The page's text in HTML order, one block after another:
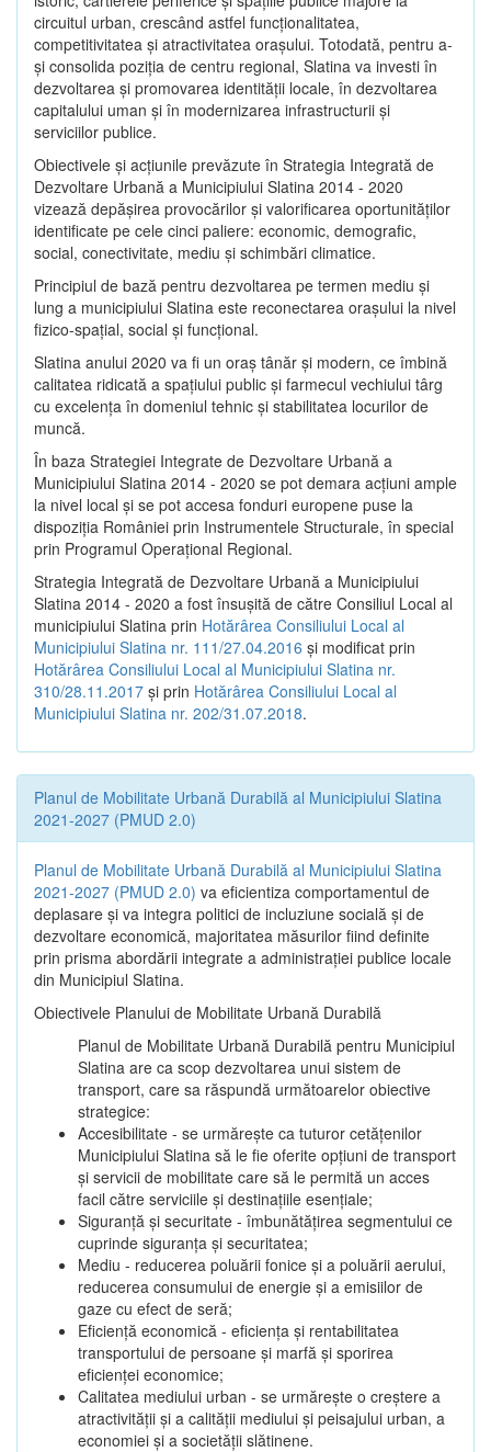
circuitul urban, crescând astfel funcţionalitatea,
competitivitatea şi atractivitatea oraşului. Totodată, pentru a-
şi consolida poziţia de centru regional, Slatina va investi în
dezvoltarea şi promovarea identităţii locale, în dezvoltarea
capitalului uman şi în modernizarea infrastructurii şi
serviciilor publice.
Obiectivele şi acţiunile prevăzute în Strategia Integrată de
Dezvoltare Urbană a Municipiului Slatina 2014 - 2020
vizează depășirea provocărilor şi valorificarea oportunităţilor
identificate pe cele cinci paliere: economic, demografic,
social, conectivitate, mediu şi schimbări climatice.
Principiul de bază pentru dezvoltarea pe termen mediu şi
lung a municipiului Slatina este reconectarea oraşului la nivel
fizico-spaţial, social şi funcţional.
Slatina anului 2020 va fi un oraş tânăr şi modern, ce îmbină
calitatea ridicată a spaţiului public şi farmecul vechiului târg
cu excelenţa în domeniul tehnic şi stabilitatea locurilor de
muncă.
În baza Strategiei Integrate de Dezvoltare Urbană a
Municipiului Slatina 2014 - 2020 se pot demara acţiuni ample
la nivel local şi se pot accesa fonduri europene puse la
dispoziţia României prin Instrumentele Structurale, în special
prin Programul Operațional Regional.
Strategia Integrată de Dezvoltare Urbană a Municipiului
Slatina 2014 - 2020 a fost însuşită de către Consiliul Local al
municipiului Slatina prin Hotărârea Consiliului Local al
Municipiului Slatina nr. 111/27.04.2016 și modificat prin
Hotărârea Consiliului Local al Municipiului Slatina nr.
310/28.11.2017 și prin Hotărârea Consiliului Local al
Municipiului Slatina nr. 202/31.07.2018.
Planul de Mobilitate Urbană Durabilă al Municipiului Slatina
2021-2027 (PMUD 2.0)
Planul de Mobilitate Urbană Durabilă al Municipiului Slatina
2021-2027 (PMUD 2.0) va eficientiza comportamentul de
deplasare și va integra politici de incluziune socială și de
dezvoltare economică, majoritatea măsurilor fiind definite
prin prisma abordării integrate a administrației publice locale
din Municipiul Slatina.
Obiectivele Planului de Mobilitate Urbană Durabilă
Planul de Mobilitate Urbană Durabilă pentru Municipiul
Slatina are ca scop dezvoltarea unui sistem de
transport, care sa răspundă următoarelor obiective
strategice:
Accesibilitate - se urmărește ca tuturor cetățenilor
Municipiului Slatina să le fie oferite opțiuni de transport
și servicii de mobilitate care să le permită un acces
facil către serviciile și destinațiile esențiale;
Siguranță și securitate - îmbunătățirea segmentului ce
cuprinde siguranța și securitatea;
Mediu - reducerea poluării fonice și a poluării aerului,
reducerea consumului de energie și a emisiilor de
gaze cu efect de seră;
Eficiență economică - eficiența și rentabilitatea
transportului de persoane și marfă și sporirea
eficienței economice;
Calitatea mediului urban - se urmărește o creștere a
atractivității și a calității mediului și peisajului urban, a
economiei și a societății slătinene.